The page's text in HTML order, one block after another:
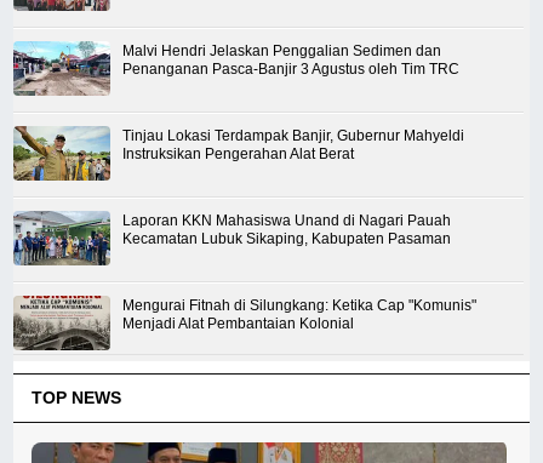
Malvi Hendri Jelaskan Penggalian Sedimen dan
Penanganan Pasca-Banjir 3 Agustus oleh Tim TRC
Tinjau Lokasi Terdampak Banjir, Gubernur Mahyeldi
Instruksikan Pengerahan Alat Berat
Laporan KKN Mahasiswa Unand di Nagari Pauah
Kecamatan Lubuk Sikaping, Kabupaten Pasaman
Mengurai Fitnah di Silungkang: Ketika Cap "Komunis"
Menjadi Alat Pembantaian Kolonial
TOP NEWS